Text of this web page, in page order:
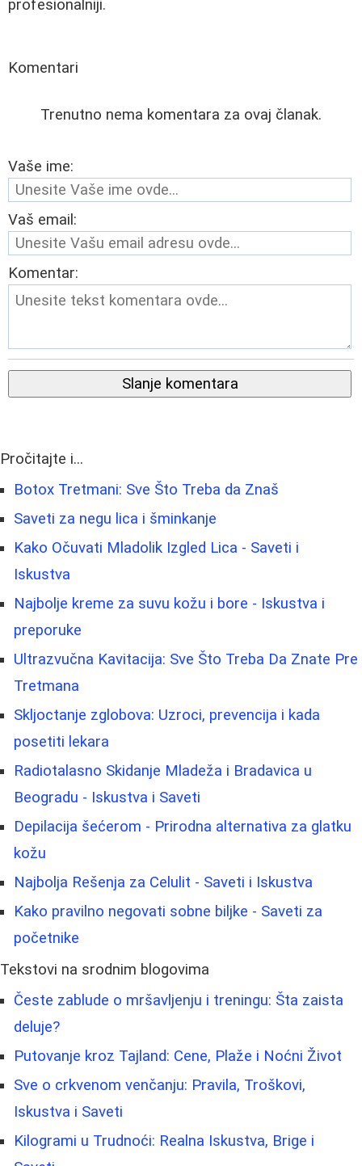
profesionalniji.
Komentari
Trenutno nema komentara za ovaj članak.
Vaše ime:
Vaš email:
Komentar:
Slanje komentara
Pročitajte i...
Botox Tretmani: Sve Što Treba da Znaš
Saveti za negu lica i šminkanje
Kako Očuvati Mladolik Izgled Lica - Saveti i
Iskustva
Najbolje kreme za suvu kožu i bore - Iskustva i
preporuke
Ultrazvučna Kavitacija: Sve Što Treba Da Znate Pre
Tretmana
Skljoctanje zglobova: Uzroci, prevencija i kada
posetiti lekara
Radiotalasno Skidanje Mladeža i Bradavica u
Beogradu - Iskustva i Saveti
Depilacija šećerom - Prirodna alternativa za glatku
kožu
Najbolja Rešenja za Celulit - Saveti i Iskustva
Kako pravilno negovati sobne biljke - Saveti za
početnike
Tekstovi na srodnim blogovima
Česte zablude o mršavljenju i treningu: Šta zaista
deluje?
Putovanje kroz Tajland: Cene, Plaže i Noćni Život
Sve o crkvenom venčanju: Pravila, Troškovi,
Iskustva i Saveti
Kilogrami u Trudnoći: Realna Iskustva, Brige i